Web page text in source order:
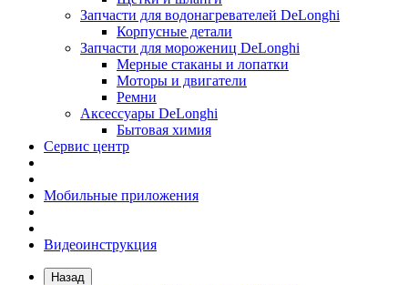
Запчасти для водонагревателей DeLonghi
Корпусные детали
Запчасти для морожениц DeLonghi
Мерные стаканы и лопатки
Моторы и двигатели
Ремни
Аксессуары DeLonghi
Бытовая химия
Сервис центр
Мобильные приложения
Видеоинструкция
Назад